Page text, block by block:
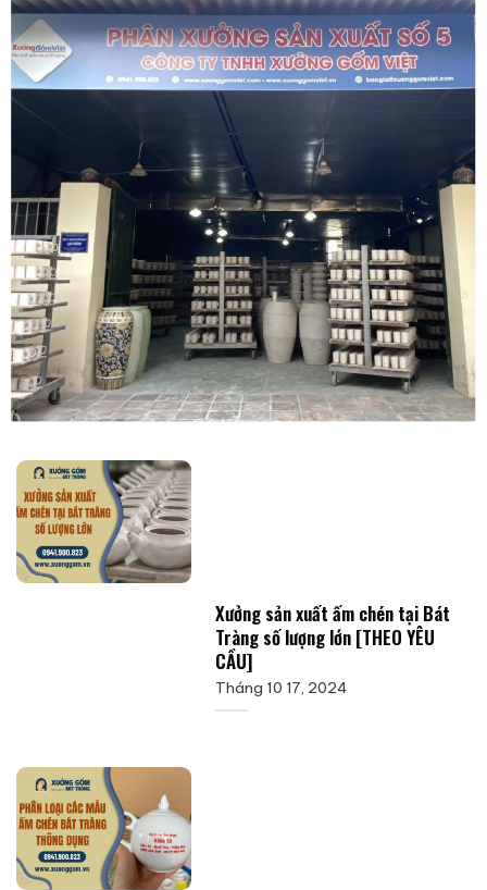
Xưởng sản xuất ấm chén tại Bát
Tràng số lượng lớn [THEO YÊU
CẦU]
Tháng 10 17, 2024